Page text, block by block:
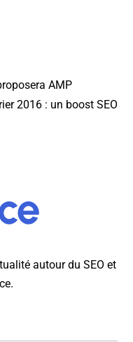
AMP
2016 : un boost SEO
autour du SEO et